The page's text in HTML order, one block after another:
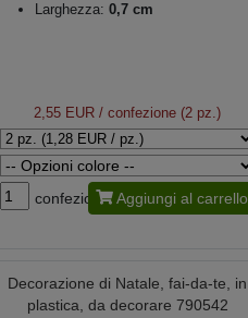
Larghezza: 0,7 cm
2,55 EUR / confezione (2 pz.)
confezione Aggiungi al carrello
Decorazione di Natale, fai-da-te, in
plastica, da decorare 790542